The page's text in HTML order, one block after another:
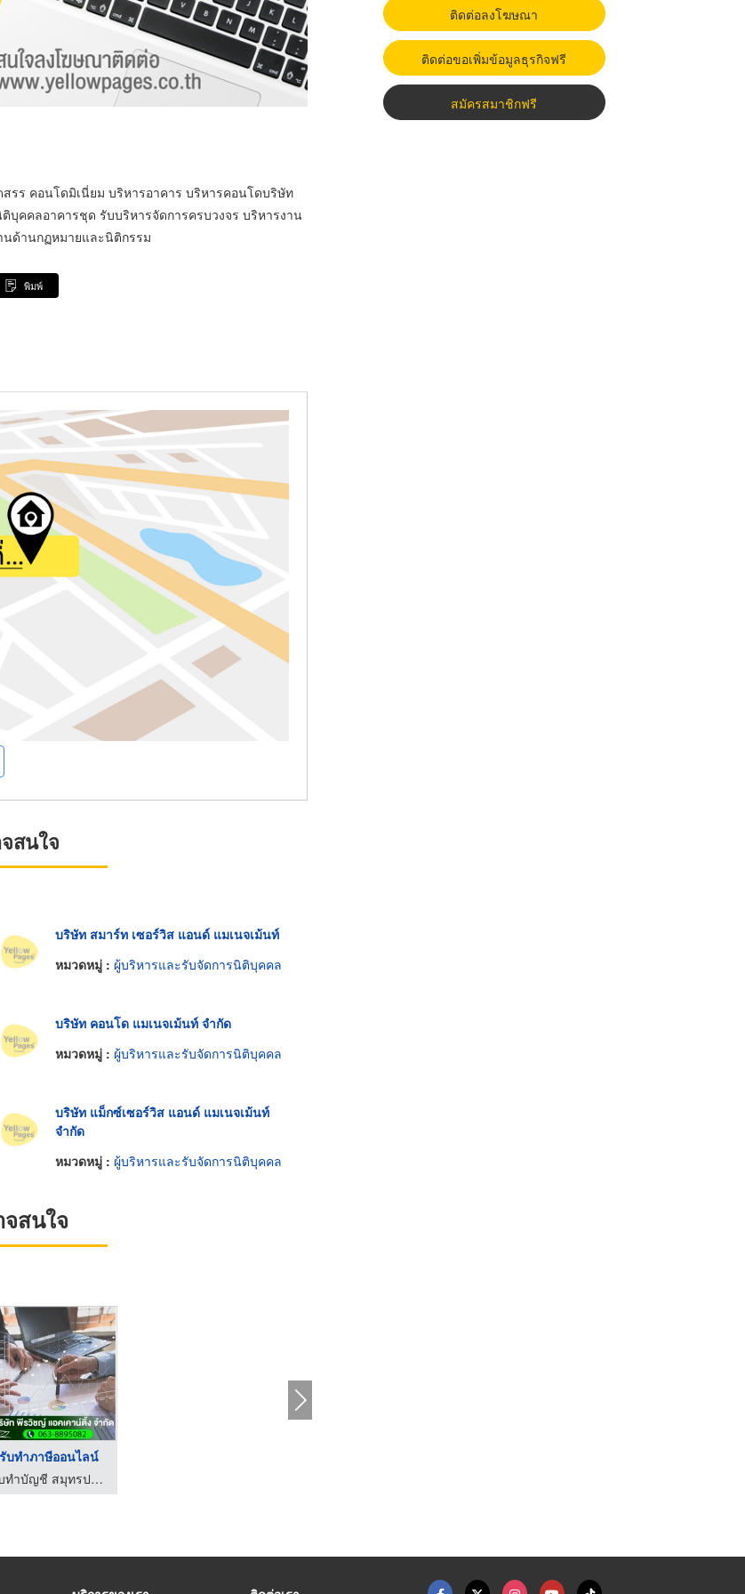
ร คอนโดมิเนี่ยม บริหารอาคาร บริหารคอนโดบริษัท
คคลอาคารชุด รับบริหารจัดการครบวงจร บริหารงาน
ด้านกฏหมายและนิติกรรม
พิมพ์
สนใจ
บริษัท สมาร์ท เซอร์วิส แอนด์ แมเนจเม้นท์
หมวดหมู่ : ผู้บริหารและรับจัดการนิติบุคคล
บริษัท คอนโด แมเนจเม้นท์ จำกัด
หมวดหมู่ : ผู้บริหารและรับจัดการนิติบุคคล
บริษัท แม็กซ์เซอร์วิส แอนด์ แมเนจเม้นท์
จำกัด
หมวดหมู่ : ผู้บริหารและรับจัดการนิติบุคคล
สนใจ
รับทำภาษีออนไลน์
รับทำบัญชี สมุทรปราการ - พีรวิชญ์ แอคเคาน์ติ้ง
ติดต่อลงโฆษณา
ติดต่อขอเพิ่มข้อมูลธุรกิจฟรี
สมัครสมาชิกฟรี